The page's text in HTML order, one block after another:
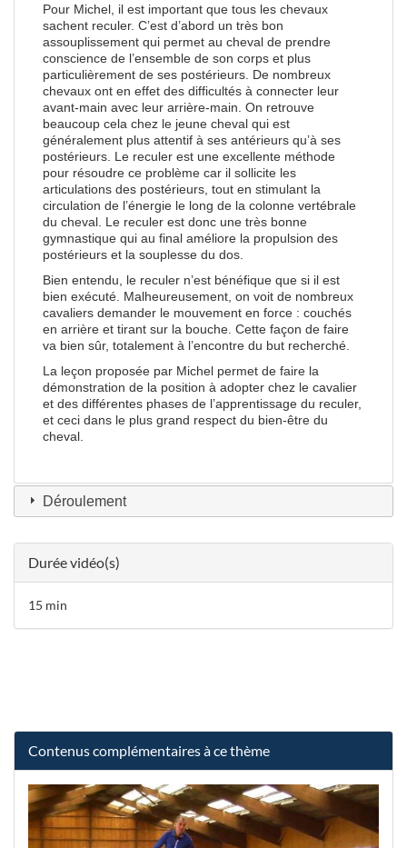
Pour Michel, il est important que tous les chevaux
sachent reculer. C’est d’abord un très bon
assouplissement qui permet au cheval de prendre
conscience de l’ensemble de son corps et plus
particulièrement de ses postérieurs. De nombreux
chevaux ont en effet des difficultés à connecter leur
avant-main avec leur arrière-main. On retrouve
beaucoup cela chez le jeune cheval qui est
généralement plus attentif à ses antérieurs qu’à ses
postérieurs. Le reculer est une excellente méthode
pour résoudre ce problème car il sollicite les
articulations des postérieurs, tout en stimulant la
circulation de l’énergie le long de la colonne vertébrale
du cheval. Le reculer est donc une très bonne
gymnastique qui au final améliore la propulsion des
postérieurs et la souplesse du dos.
Bien entendu, le reculer n’est bénéfique que si il est
bien exécuté. Malheureusement, on voit de nombreux
cavaliers demander le mouvement en force : couchés
en arrière et tirant sur la bouche. Cette façon de faire
va bien sûr, totalement à l’encontre du but recherché.
La leçon proposée par Michel permet de faire la
démonstration de la position à adopter chez le cavalier
et des différentes phases de l’apprentissage du reculer,
et ceci dans le plus grand respect du bien-être du
cheval.
Déroulement
Durée vidéo(s)
15 min
Contenus complémentaires à ce thème